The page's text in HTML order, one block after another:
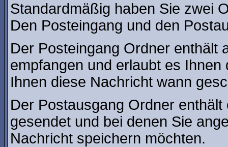
Standardmäßig haben Sie zwei
Den Posteingang und den
Der Posteingang Ordner enthält
empfangen und erlaubt es
Ihnen diese Nachricht wann
Der Postausgang Ordner
gesendet und bei denen Sie
Nachricht speichern möchten.